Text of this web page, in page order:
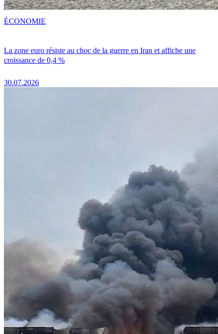
La zone euro résiste au choc de la guerre en Iran et affiche une
croissance de 0,4 %
30.07.2026
ÉCONOMIE